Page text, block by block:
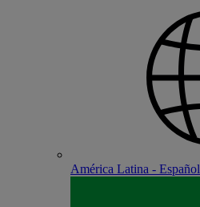
América Latina - Español